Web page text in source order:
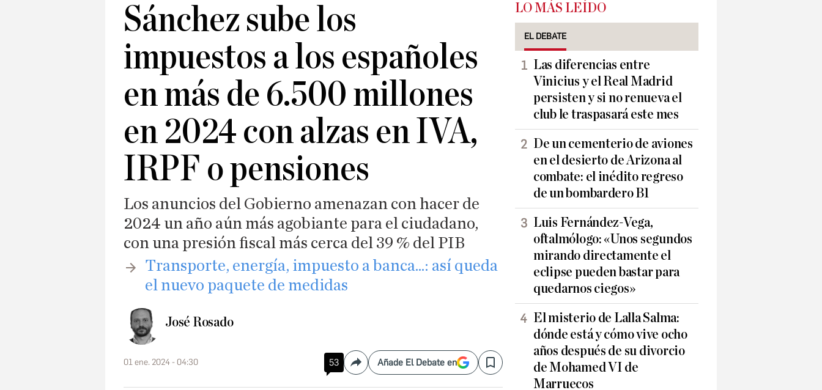
Sánchez sube los
impuestos a los españoles
en más de 6.500 millones
en 2024 con alzas en IVA,
IRPF o pensiones
Los anuncios del Gobierno amenazan con hacer de
2024 un año aún más agobiante para el ciudadano,
con una presión fiscal más cerca del 39 % del PIB
​Transporte, energía, impuesto a banca...: así queda
el nuevo paquete de medidas
José Rosado
01 ene. 2024 - 04:30 53 CompartirAñade El Debate en Save
LO MÁS LEÍDO
EL DEBATE
Las diferencias entre
Vinicius y el Real Madrid
persisten y si no renueva el
club le traspasará este mes
De un cementerio de aviones
en el desierto de Arizona al
combate: el inédito regreso
de un bombardero B1
Luis Fernández-Vega,
oftalmólogo: «Unos segundos
mirando directamente el
eclipse pueden bastar para
quedarnos ciegos»
El misterio de Lalla Salma:
dónde está y cómo vive ocho
años después de su divorcio
de Mohamed VI de
Marruecos